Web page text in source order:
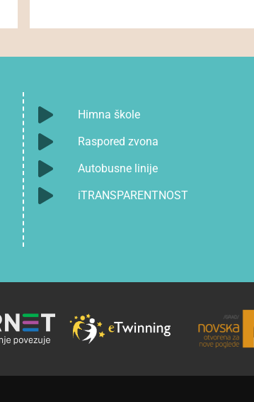
Himna škole
Raspored zvona
Autobusne linije
iTRANSPARENTNOST